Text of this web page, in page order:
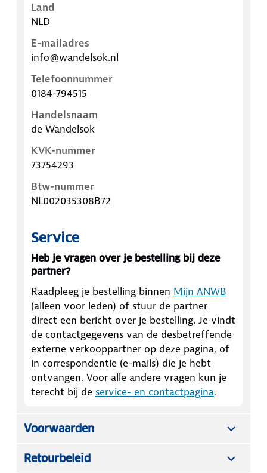
Land
NLD
E-mailadres
info@wandelsok.nl
Telefoonnummer
0184-794515
Handelsnaam
de Wandelsok
KVK-nummer
73754293
Btw-nummer
NL002035308B72
Service
Heb je vragen over je bestelling bij deze
partner?
Raadpleeg je bestelling binnen Mijn ANWB
(alleen voor leden) of stuur de partner
direct een bericht over je bestelling. Je vindt
de contactgegevens van de desbetreffende
externe verkooppartner op deze pagina, of
in correspondentie (e-mails) die je hebt
ontvangen. Voor alle andere vragen kun je
terecht bij de service- en contactpagina.
Voorwaarden
Retourbeleid